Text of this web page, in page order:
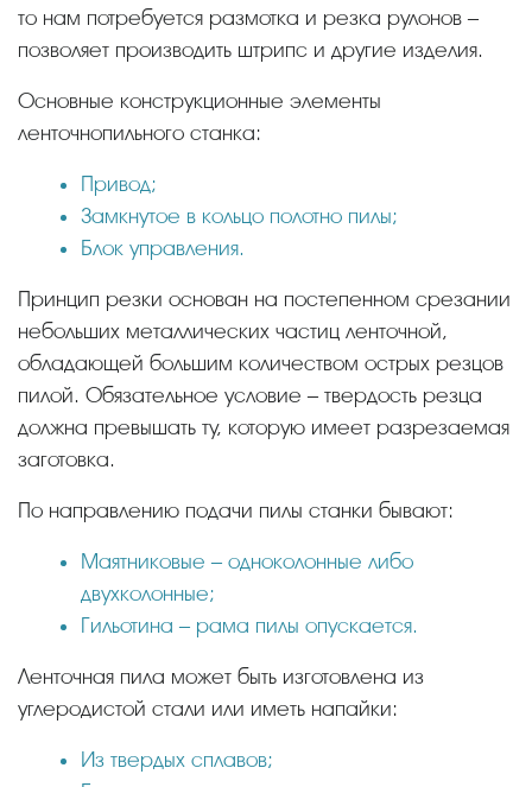
то нам потребуется размотка и резка рулонов –
позволяет производить штрипс и другие изделия.
Основные конструкционные элементы
ленточнопильного станка:
Привод;
Замкнутое в кольцо полотно пилы;
Блок управления.
Принцип резки основан на постепенном срезании
небольших металлических частиц ленточной,
обладающей большим количеством острых резцов
пилой. Обязательное условие – твердость резца
должна превышать ту, которую имеет разрезаемая
заготовка.
По направлению подачи пилы станки бывают:
Маятниковые – одноколонные либо
двухколонные;
Гильотина – рама пилы опускается.
Ленточная пила может быть изготовлена из
углеродистой стали или иметь напайки:
Из твердых сплавов;